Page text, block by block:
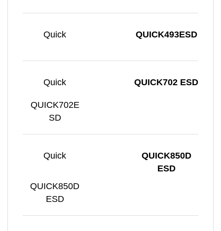
Quick QUICK493ESD
Quick QUICK702 ESD
QUICK702E
SD
Quick
QUICK850D
ESD
QUICK850D
ESD